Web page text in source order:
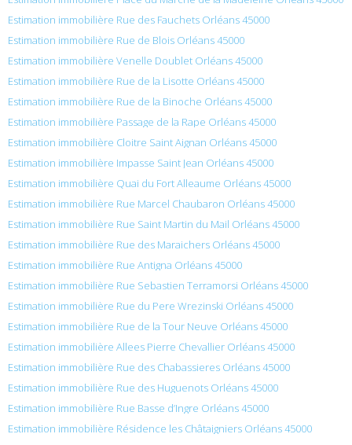
Estimation immobilière Rue des Fauchets Orléans 45000
Estimation immobilière Rue de Blois Orléans 45000
Estimation immobilière Venelle Doublet Orléans 45000
Estimation immobilière Rue de la Lisotte Orléans 45000
Estimation immobilière Rue de la Binoche Orléans 45000
Estimation immobilière Passage de la Rape Orléans 45000
Estimation immobilière Cloitre Saint Aignan Orléans 45000
Estimation immobilière Impasse Saint Jean Orléans 45000
Estimation immobilière Quai du Fort Alleaume Orléans 45000
Estimation immobilière Rue Marcel Chaubaron Orléans 45000
Estimation immobilière Rue Saint Martin du Mail Orléans 45000
Estimation immobilière Rue des Maraichers Orléans 45000
Estimation immobilière Rue Antigna Orléans 45000
Estimation immobilière Rue Sebastien Terramorsi Orléans 45000
Estimation immobilière Rue du Pere Wrezinski Orléans 45000
Estimation immobilière Rue de la Tour Neuve Orléans 45000
Estimation immobilière Allees Pierre Chevallier Orléans 45000
Estimation immobilière Rue des Chabassieres Orléans 45000
Estimation immobilière Rue des Huguenots Orléans 45000
Estimation immobilière Rue Basse d’Ingre Orléans 45000
Estimation immobilière Résidence les Châtaigniers Orléans 45000